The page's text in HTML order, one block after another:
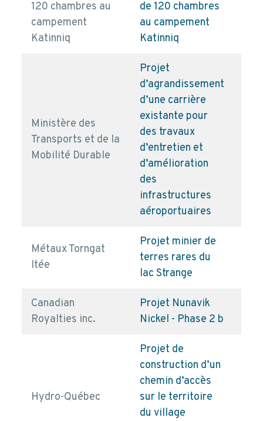
120 chambres au
campement
Katinniq
de 120 chambres
au campement
Katinniq
Ministère des
Transports et de la
Mobilité Durable
Projet
d’agrandissement
d’une carrière
existante pour
des travaux
d’entretien et
d’amélioration
des
infrastructures
aéroportuaires
Métaux Torngat
ltée
Projet minier de
terres rares du
lac Strange
Canadian
Royalties inc.
Projet Nunavik
Nickel - Phase 2 b
Hydro-Québec
Projet de
construction d’un
chemin d’accès
sur le territoire
du village